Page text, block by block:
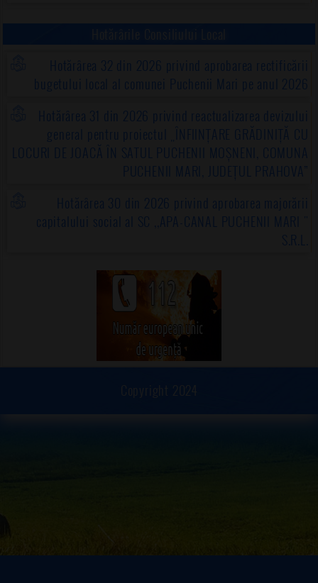
Hotărârea 32 din 2026 privind aprobarea rectificării
bugetului local al comunei Puchenii Mari pe anul 2026
Hotărârea 31 din 2026 privind reactualizarea devizului
general pentru proiectul „ÎNFIINȚARE GRĂDINIȚĂ CU
LOCURI DE JOACĂ ÎN SATUL PUCHENII MOȘNENI, COMUNA
PUCHENII MARI, JUDEȚUL PRAHOVA”
Hotărârea 30 din 2026 privind aprobarea majorării
capitalului social al SC ,,APA-CANAL PUCHENII MARI "
S.R.L.
Copyright 2024